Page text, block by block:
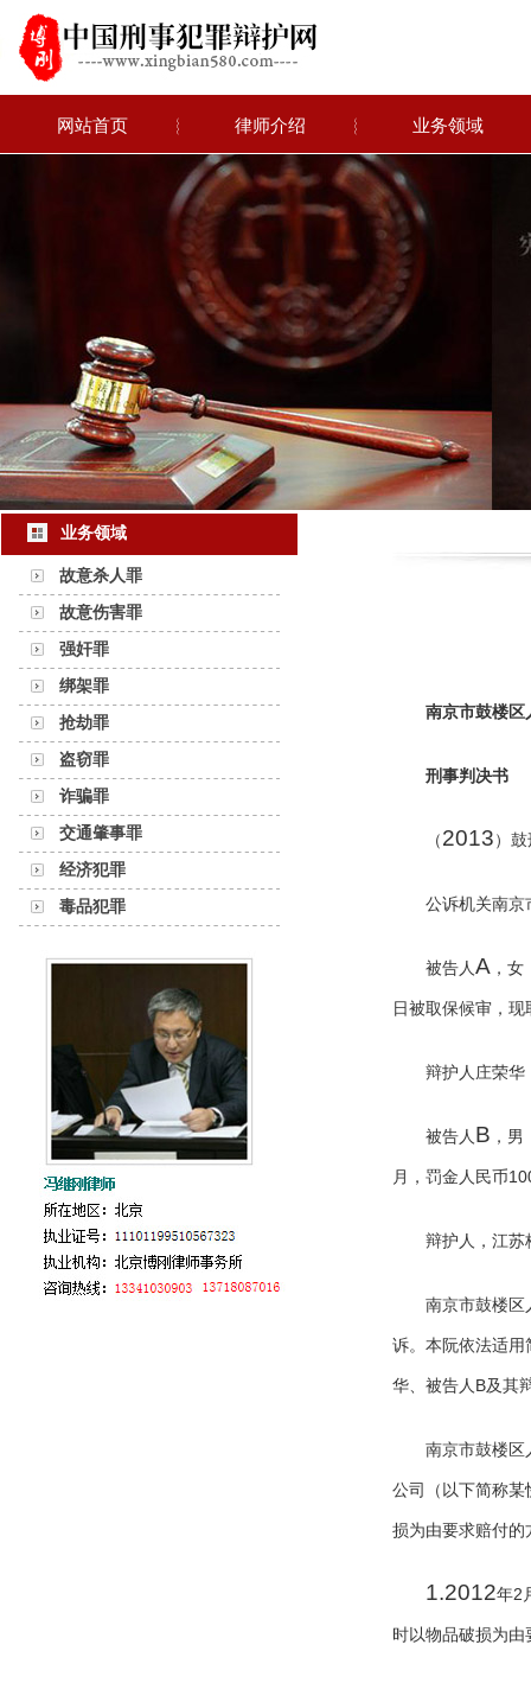
网站首页 ︴ 律师介绍 ︴ 业务领域
业务领域
故意杀人罪
故意伤害罪
强奸罪
绑架罪
抢劫罪
盗窃罪
诈骗罪
交通肇事罪
经济犯罪
毒品犯罪
南京市鼓楼区
刑事判决书
（ 2013 ）
公诉机关南京
被告人A ，女
日被取保候审，
辩护人庄荣华
被告人 B ，男
月，罚金人民币
辩护人，江苏
南京市鼓楼区
诉。本阮依法适用
华、被告人 B及其
南京市鼓楼区
公司（以下简称某
损为由要求赔付的
1.2012年2
时以物品破损为